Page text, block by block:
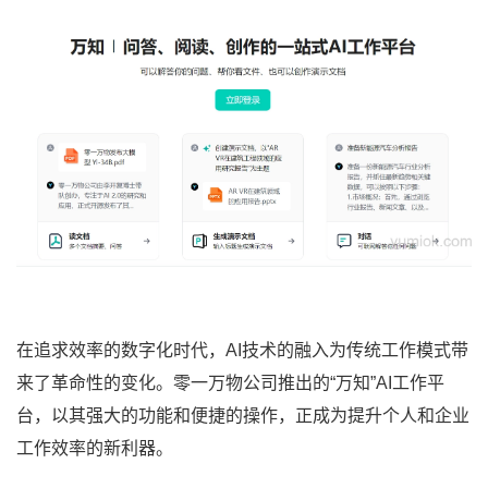
在追求效率的数字化时代，AI技术的融入为传统工作模式带
来了革命性的变化。零一万物公司推出的“万知”AI工作平
台，以其强大的功能和便捷的操作，正成为提升个人和企业
工作效率的新利器。